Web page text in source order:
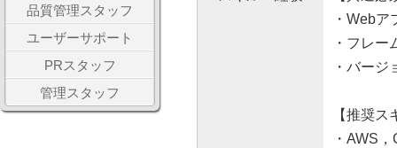
・Web
・フレ
・バー
【推奨ス
・AWS
品質管理スタッフ
ユーザーサポート
PRスタッフ
管理スタッフ